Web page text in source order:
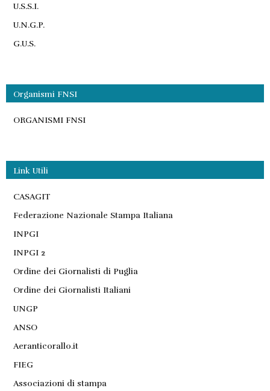
U.S.S.I.
U.N.G.P.
G.U.S.
Organismi FNSI
ORGANISMI FNSI
Link Utili
CASAGIT
Federazione Nazionale Stampa Italiana
INPGI
INPGI 2
Ordine dei Giornalisti di Puglia
Ordine dei Giornalisti Italiani
UNGP
ANSO
Aeranticorallo.it
FIEG
Associazioni di stampa